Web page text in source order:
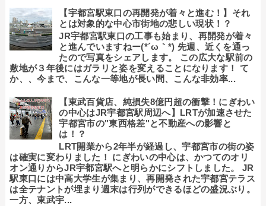
【宇都宮駅東口の再開発が着々と進む！】それ
とは対象的な中心市街地の悲しい現状！？
JR宇都宮駅東口の工事も始まり、再開発が着々
と進んでいますねー(*´ω｀*) 先週、近くを通っ
たので写真をシェアします。 この広大な駅前の
敷地が３年後にはガラリと姿を変えることになります！ て
か、、今まで、こんな一等地が長い間、こんな非効率...
【東武百貨店、純損失8億円超の衝撃！にぎわい
の中心はJR宇都宮駅周辺へ】LRTが加速させた
宇都宮市の"東西格差"と不動産への影響と
は！？
LRT開業から2年半が経過し、宇都宮市の街の姿
は確実に変わりました！ にぎわいの中心は、かつてのオリ
オン通りからJR宇都宮駅へと明らかにシフトしました。 JR
駅東口には中高大学生が集まり、再開発された宇都宮テラス
は全テナントが埋まり週末は行列ができるほどの盛況ぶり。
一方、東武宇...